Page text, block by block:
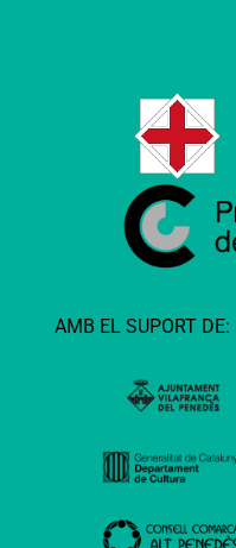
AMB EL SUPORT DE: